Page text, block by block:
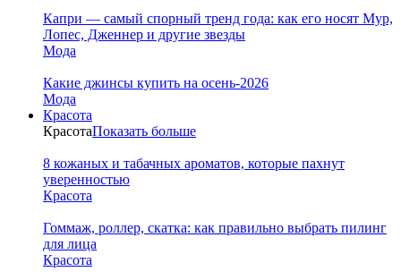
Капри — самый спорный тренд года: как его носят Мур,
Лопес, Дженнер и другие звезды
Мода
Какие джинсы купить на осень-2026
Мода
Красота
КрасотаПоказать больше
8 кожаных и табачных ароматов, которые пахнут
уверенностью
Красота
Гоммаж, роллер, скатка: как правильно выбрать пилинг
для лица
Красота